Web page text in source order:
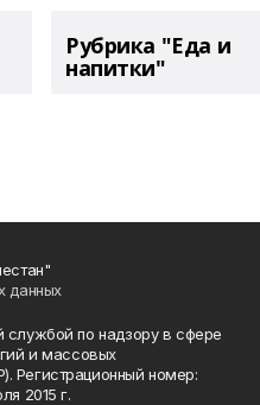
Рубрика "Еда и
напитки"
данных
службой по надзору в сфере
и массовых
номер:
2015 г.